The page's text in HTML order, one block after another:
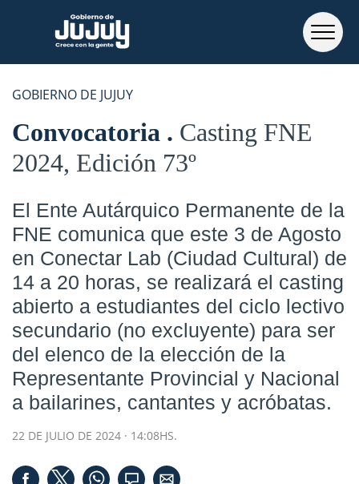
GOBIERNO DE JUJUY
Convocatoria
Casting FNE
2024, Edición 73º
El Ente Autárquico Permanente de la
FNE comunica que este 3 de Agosto
en Conectar Lab (Ciudad Cultural) de
14 a 20 horas, se realizará el casting
abierto a estudiantes del ciclo lectivo
secundario (no excluyente) para ser
del elenco de la elección de la
Representante Provincial y Nacional
a bailarines, cantantes y acróbatas.
22 DE JULIO DE 2024 · 14:08HS.